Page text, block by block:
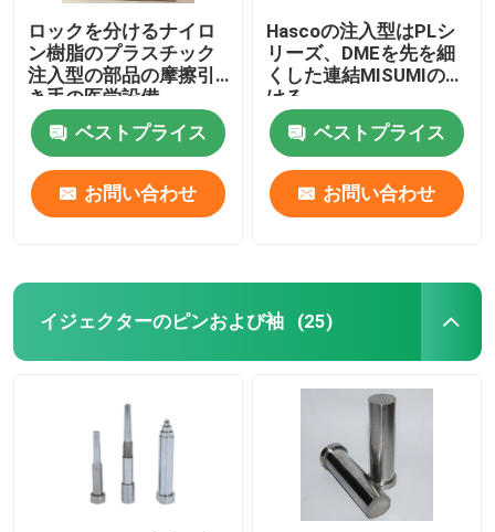
ロックを分けるナイロ
ン樹脂のプラスチック
注入型の部品の摩擦引
き手の医学設備
ベストプライス
お問い合わせ
Hascoの注入型はPLシ
リーズ、DMEを先を細
くした連結MISUMIの分
ける
ベストプライス
お問い合わせ
イジェクターのピンおよび袖 (25)